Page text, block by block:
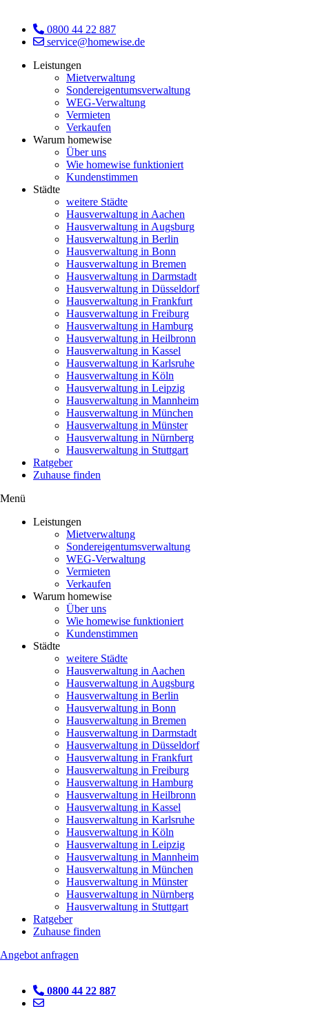
0800 44 22 887
service@homewise.de
Leistungen
Mietverwaltung
Sondereigentumsverwaltung
WEG-Verwaltung
Vermieten
Verkaufen
Warum homewise
Über uns
Wie homewise funktioniert
Kundenstimmen
Städte
weitere Städte
Hausverwaltung in Aachen
Hausverwaltung in Augsburg
Hausverwaltung in Berlin
Hausverwaltung in Bonn
Hausverwaltung in Bremen
Hausverwaltung in Darmstadt
Hausverwaltung in Düsseldorf
Hausverwaltung in Frankfurt
Hausverwaltung in Freiburg
Hausverwaltung in Hamburg
Hausverwaltung in Heilbronn
Hausverwaltung in Kassel
Hausverwaltung in Karlsruhe
Hausverwaltung in Köln
Hausverwaltung in Leipzig
Hausverwaltung in Mannheim
Hausverwaltung in München
Hausverwaltung in Münster
Hausverwaltung in Nürnberg
Hausverwaltung in Stuttgart
Ratgeber
Zuhause finden
Menü
Leistungen
Mietverwaltung
Sondereigentumsverwaltung
WEG-Verwaltung
Vermieten
Verkaufen
Warum homewise
Über uns
Wie homewise funktioniert
Kundenstimmen
Städte
weitere Städte
Hausverwaltung in Aachen
Hausverwaltung in Augsburg
Hausverwaltung in Berlin
Hausverwaltung in Bonn
Hausverwaltung in Bremen
Hausverwaltung in Darmstadt
Hausverwaltung in Düsseldorf
Hausverwaltung in Frankfurt
Hausverwaltung in Freiburg
Hausverwaltung in Hamburg
Hausverwaltung in Heilbronn
Hausverwaltung in Kassel
Hausverwaltung in Karlsruhe
Hausverwaltung in Köln
Hausverwaltung in Leipzig
Hausverwaltung in Mannheim
Hausverwaltung in München
Hausverwaltung in Münster
Hausverwaltung in Nürnberg
Hausverwaltung in Stuttgart
Ratgeber
Zuhause finden
Angebot anfragen
0800 44 22 887